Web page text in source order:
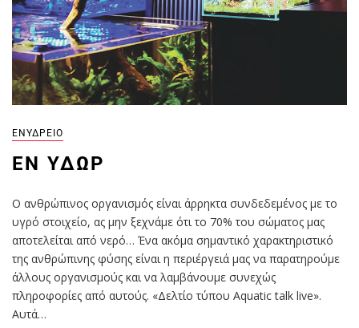
ΕΝΥΔΡΕΊΟ
EΝ ΎΔΩΡ
Ο ανθρώπινος οργανισμός είναι άρρηκτα συνδεδεμένος με το
υγρό στοιχείο, ας μην ξεχνάμε ότι το 70% του σώματος μας
αποτελείται από νερό… Ένα ακόμα σημαντικό χαρακτηριστικό
της ανθρώπινης φύσης είναι η περιέργειά μας να παρατηρούμε
άλλους οργανισμούς και να λαμβάνουμε συνεχώς
πληροφορίες από αυτούς. «Δελτίο τύπου Aquatic talk live».
Αυτά…